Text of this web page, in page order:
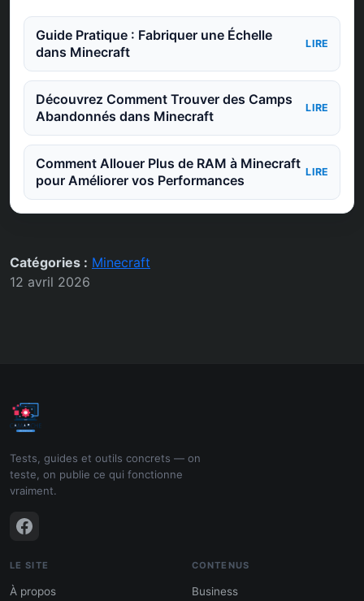
Guide Pratique : Fabriquer une Échelle
dans Minecraft
LIRE
Découvrez Comment Trouver des Camps
Abandonnés dans Minecraft
LIRE
Comment Allouer Plus de RAM à Minecraft
pour Améliorer vos Performances
LIRE
Catégories : Minecraft
12 avril 2026
Tests, guides et outils concrets — on
teste, on publie ce qui fonctionne
vraiment.
LE SITE
À propos
CONTENUS
Business